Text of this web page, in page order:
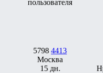
5798 4413
Москва
15 дн.